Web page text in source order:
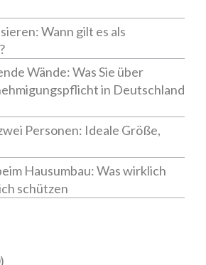
Wann gilt es als
Wände: Was Sie über
in Deutschland
Personen: Ideale Größe,
Hausumbau: Was wirklich
schützen